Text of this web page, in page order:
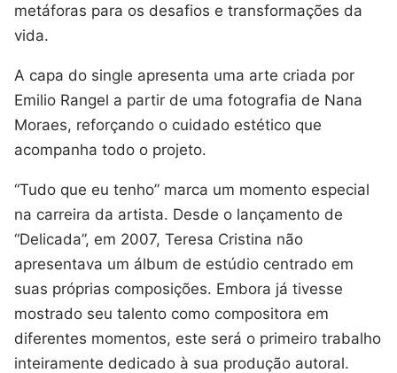
metáforas para os desafios e transformações da
vida.
A capa do single apresenta uma arte criada por
Emilio Rangel a partir de uma fotografia de Nana
Moraes, reforçando o cuidado estético que
acompanha todo o projeto.
“Tudo que eu tenho” marca um momento especial
na carreira da artista. Desde o lançamento de
“Delicada”, em 2007, Teresa Cristina não
apresentava um álbum de estúdio centrado em
suas próprias composições. Embora já tivesse
mostrado seu talento como compositora em
diferentes momentos, este será o primeiro trabalho
inteiramente dedicado à sua produção autoral.